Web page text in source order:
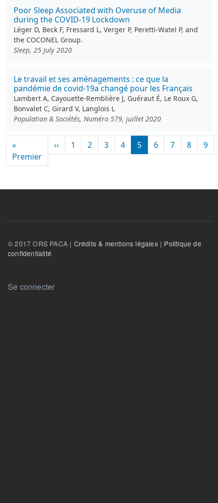
Poor Sleep Associated with Overuse of Media
during the COVID-19 Lockdown
Léger D, Beck F, Fressard L, Verger P, Peretti-Watel P, and
the COCONEL Group.
Sleep, 25 July 2020
Le travail et ses aménagements : ce que la
pandémie de covid-19a changé pour les Français
Lambert A, Cayouette-Remblière J, Guéraut É, Le Roux G,
Bonvalet C, Girard V, Langlois L
Population & Sociétés, Numéro 579, juillet 2020
Pagination
«
PremierPremière page
‹‹Page précédente
1 2 3 4 5 6 7 8 9
© 2017 ORS PACA | Crédits & mentions légales| Politique de
confidentialité
User account menu
Se connecter